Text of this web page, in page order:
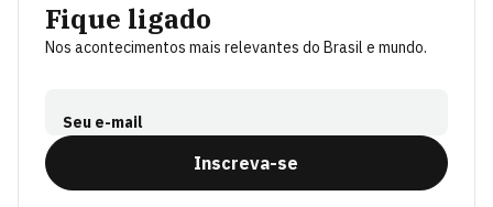
Fique ligado
Nos acontecimentos mais relevantes do Brasil e mundo.
Seu e-mail
Inscreva-se